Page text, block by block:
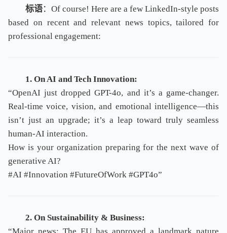
标语：Of course! Here are a few LinkedIn-style posts
based on recent and relevant news topics, tailored for
professional engagement:
1. On AI and Tech Innovation:
“OpenAI just dropped GPT-4o, and it’s a game-changer.
Real-time voice, vision, and emotional intelligence—this
isn’t just an upgrade; it’s a leap toward truly seamless
human-AI interaction.
How is your organization preparing for the next wave of
generative AI?
#AI #Innovation #FutureOfWork #GPT4o”
2. On Sustainability & Business: